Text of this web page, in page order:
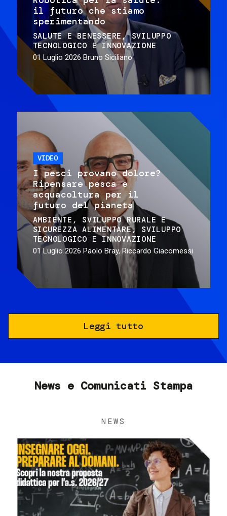
il futuro che stiamo
sperimentando
SALUTE E BENESSERE
SVILUPPO
TECNOLOGICO E INNOVAZIONE
01 Luglio 2026 Bruno Siciliano
VIDEO
I pesci provano dolore?
Ripensare pesca e
acquacoltura per il
futuro del pianeta
AMBIENTE
SVILUPPO RURALE E
SICUREZZA ALIMENTARE
SVILUPPO
TECNOLOGICO E INNOVAZIONE
01 Luglio 2026 Paolo Bray, Riccardo Giacomessi
Leggi tutto
News e Comunicati Stampa
NEWS